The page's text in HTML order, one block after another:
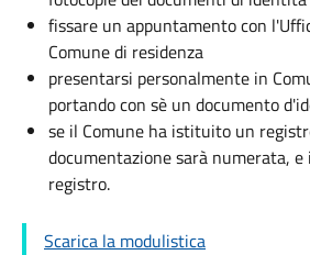
fissare un appuntamento con
Comune di residenza
presentarsi personalmente in
portando con sè un documento
se il Comune ha istituito un
documentazione sarà numerata,
registro.
Scarica la modulistica